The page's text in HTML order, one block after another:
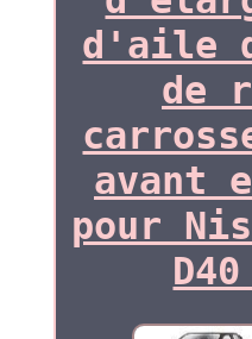
d'aile
de
avant
pour